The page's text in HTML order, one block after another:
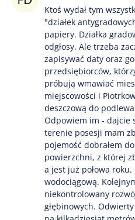
Ktoś wydał tym
"działek
papiery. Działka
odgłosy. Ale trzeba
zapisywać daty oraz
przedsiębiorców,
próbują wmawiać
miejscowości i
deszczową do
Odpowiem im - dajcie
terenie posesji mam
pojemość dobrałem
powierzchni, z której
a jest już połowa
wodociągową.
niekontrolowany
głębinowych.